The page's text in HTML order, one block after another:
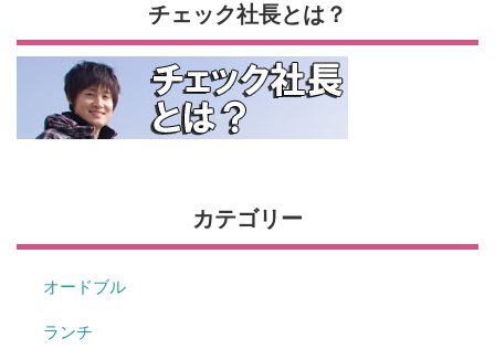
チェック社長とは？
カテゴリー
オードブル
ランチ